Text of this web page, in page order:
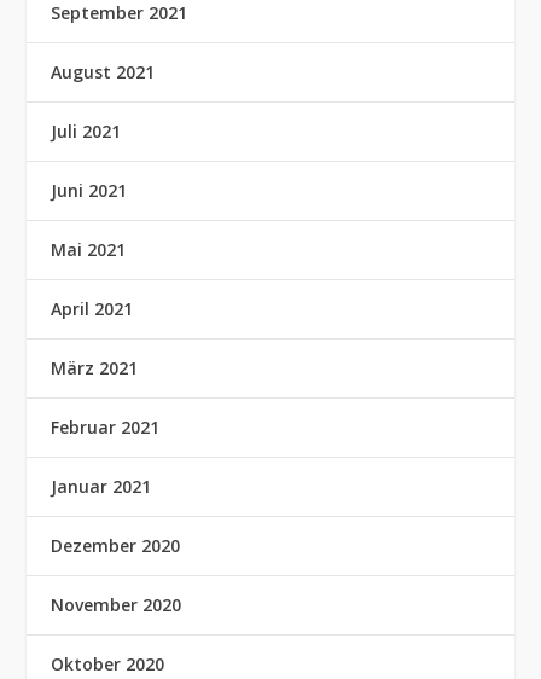
September 2021
August 2021
Juli 2021
Juni 2021
Mai 2021
April 2021
März 2021
Februar 2021
Januar 2021
Dezember 2020
November 2020
Oktober 2020